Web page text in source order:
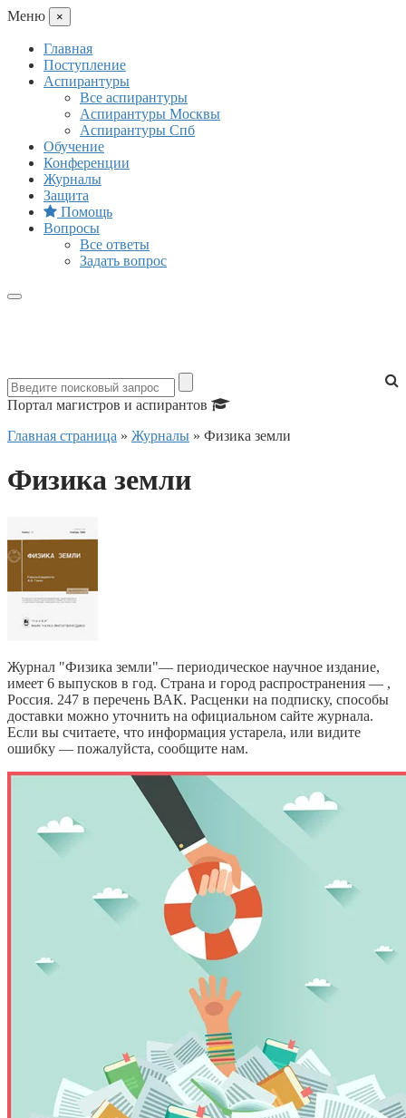
Mеню ×
Главная
Поступление
Аспирантуры
Все аспирантуры
Аспирантуры Москвы
Аспирантуры Спб
Обучение
Конференции
Журналы
Защита
Помощь
Вопросы
Все ответы
Задать вопрос
Портал магистров и аспирантов
Главная страница » Журналы » Физика земли
Физика земли
Журнал "Физика земли"— периодическое научное издание,
имеет 6 выпусков в год. Страна и город распространения — ,
Россия. 247 в перечень ВАК. Расценки на подписку, способы
доставки можно уточнить на официальном сайте журнала.
Если вы считаете, что информация устарела, или видите
ошибку — пожалуйста, сообщите нам.